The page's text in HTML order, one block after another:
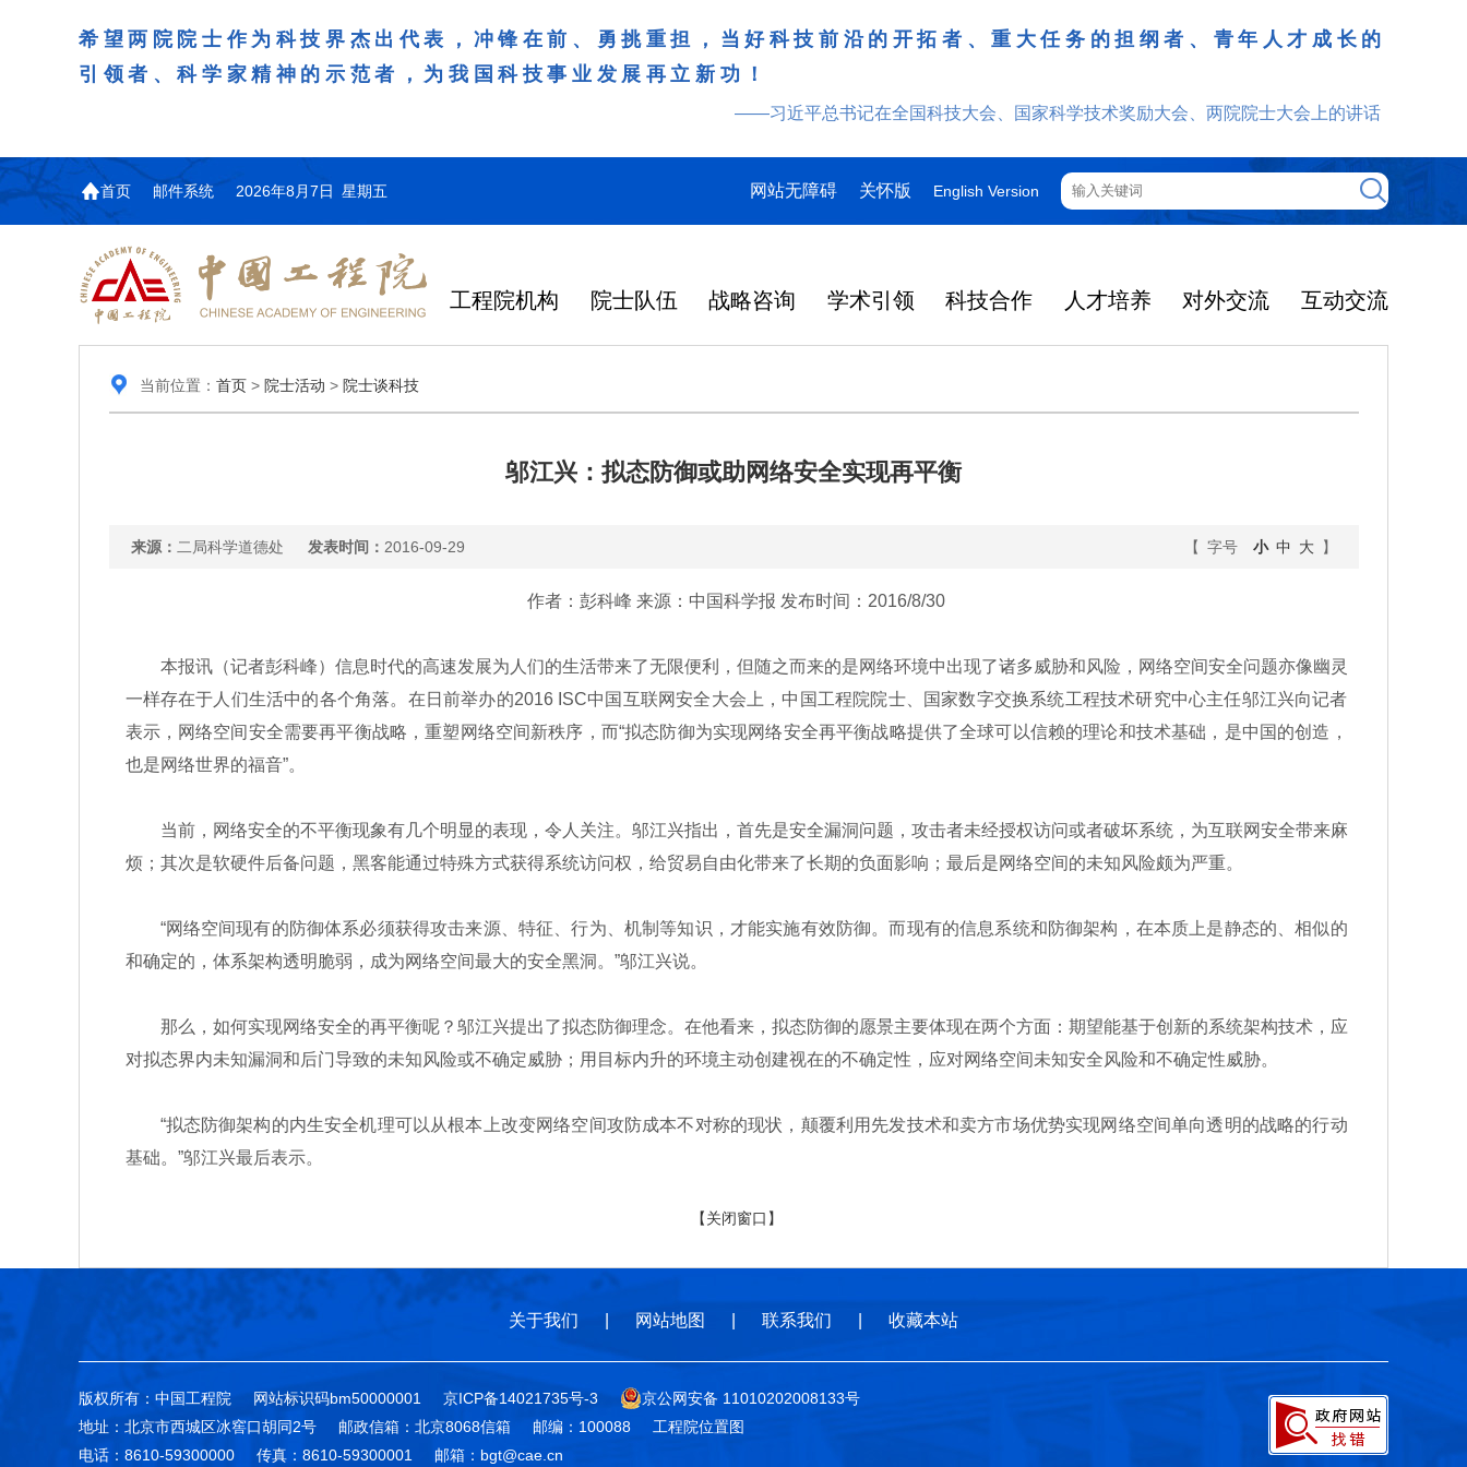
希望两院院士作为科技界杰出代表，冲锋在前、勇挑重担，当好科技前沿的开拓者、重大任务的担纲者、青年人才成长的
引领者、科学家精神的示范者，为我国科技事业发展再立新功！
——习近平总书记在全国科技大会、国家科学技术奖励大会、两院院士大会上的讲话
首页 邮件系统 2026年8月7日 星期五 网站无障碍 关怀版 English Version
工程院机构 院士队伍 战略咨询 学术引领 科技合作 人才培养 对外交流 互动交流
当前位置： 首页> 院士活动 > 院士谈科技
邬江兴：拟态防御或助网络安全实现再平衡
来源： 二局科学道德处 发表时间： 2016-09-29 【 字号 小 中 大】
作者：彭科峰 来源：中国科学报 发布时间：2016/8/30
本报讯（记者彭科峰）信息时代的高速发展为人们的生活带来了无限便利，但随之而来的是网络环境中出现了诸多威胁和风险，网络空间安全问题亦像幽灵
一样存在于人们生活中的各个角落。在日前举办的2016 ISC中国互联网安全大会上，中国工程院院士、国家数字交换系统工程技术研究中心主任邬江兴向记者
表示，网络空间安全需要再平衡战略，重塑网络空间新秩序，而“拟态防御为实现网络安全再平衡战略提供了全球可以信赖的理论和技术基础，是中国的创造，
也是网络世界的福音”。
当前，网络安全的不平衡现象有几个明显的表现，令人关注。邬江兴指出，首先是安全漏洞问题，攻击者未经授权访问或者破坏系统，为互联网安全带来麻
烦；其次是软硬件后备问题，黑客能通过特殊方式获得系统访问权，给贸易自由化带来了长期的负面影响；最后是网络空间的未知风险颇为严重。
“网络空间现有的防御体系必须获得攻击来源、特征、行为、机制等知识，才能实施有效防御。而现有的信息系统和防御架构，在本质上是静态的、相似的
和确定的，体系架构透明脆弱，成为网络空间最大的安全黑洞。”邬江兴说。
那么，如何实现网络安全的再平衡呢？邬江兴提出了拟态防御理念。在他看来，拟态防御的愿景主要体现在两个方面：期望能基于创新的系统架构技术，应
对拟态界内未知漏洞和后门导致的未知风险或不确定威胁；用目标内升的环境主动创建视在的不确定性，应对网络空间未知安全风险和不确定性威胁。
“拟态防御架构的内生安全机理可以从根本上改变网络空间攻防成本不对称的现状，颠覆利用先发技术和卖方市场优势实现网络空间单向透明的战略的行动
基础。”邬江兴最后表示。
【关闭窗口】
关于我们 网站地图 联系我们 收藏本站
版权所有：中国工程院 网站标识码bm50000001 京ICP备14021735号-3
京公网安备 11010202008133号
地址：北京市西城区冰窖口胡同2号
邮政信箱：北京8068信箱 邮编：100088
工程院位置图
电话：8610-59300000
传真：8610-59300001 邮箱：bgt@cae.cn